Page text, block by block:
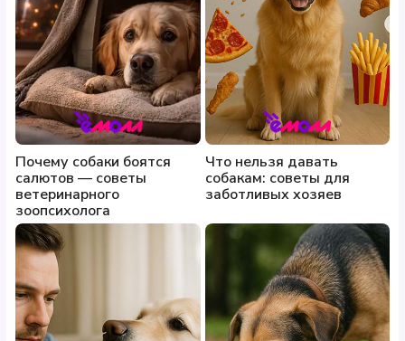
Почему собаки боятся
салютов — советы
ветеринарного
зоопсихолога
Что нельзя давать
собакам: советы для
заботливых хозяев